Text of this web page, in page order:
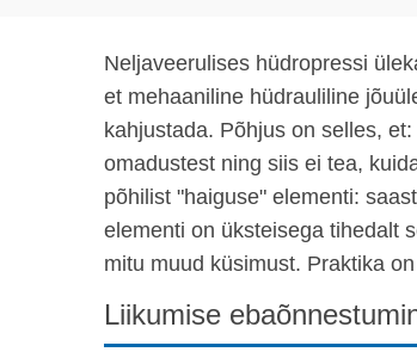
Neljaveerulises hüdropressi
et mehaaniline hüdrauliline
kahjustada. Põhjus on selles,
omadustest ning siis ei tea,
põhilist "haiguse" elementi:
elementi on üksteisega tihedalt
mitu muud küsimust. Praktika
Liikumise